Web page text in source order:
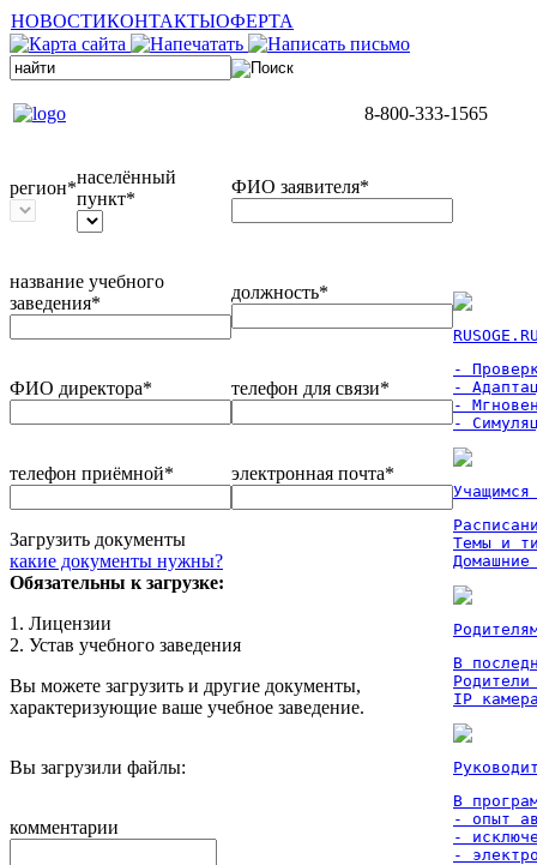
НОВОСТИКОНТАКТЫОФЕРТА
8-800-333-1565
регион*
населённый
пункт*
ФИО заявителя*
название учебного
заведения*
должность*
ФИО директора* телефон для связи*
телефон приёмной* электронная почта*
Загрузить документы
какие документы нужны?
Обязательны к загрузке:
1. Лицензии
2. Устав учебного заведения
Вы можете загрузить и другие документы,
характеризующие ваше учебное заведение.
Вы загрузили файлы:
комментарии
-
-
-
-
Темы и
Домашние
В
IP
В
- опыт
-
-